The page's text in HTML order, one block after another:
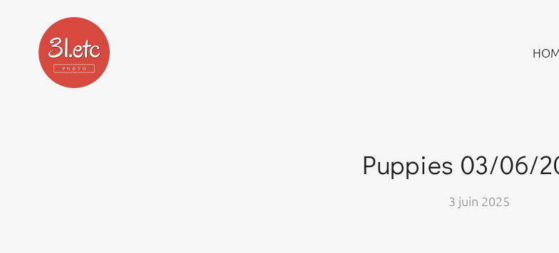
Puppies 03/06/
3 juin 2025